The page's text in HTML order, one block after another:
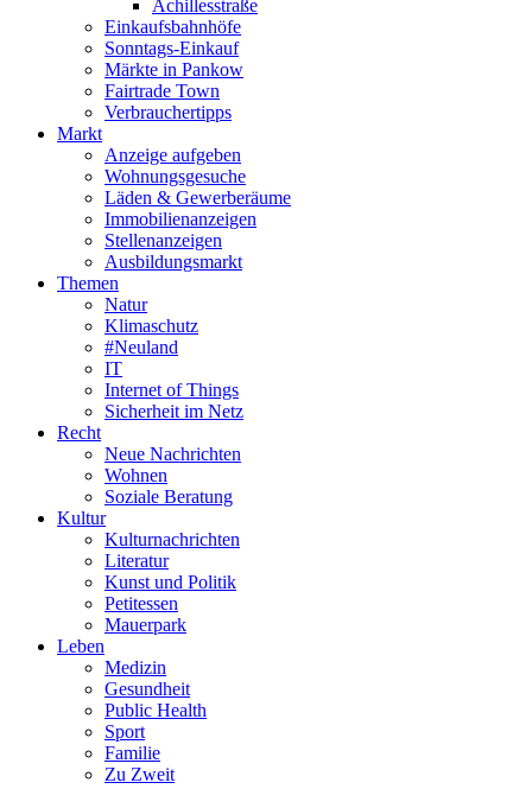
Achillesstraße
Einkaufsbahnhöfe
Sonntags-Einkauf
Märkte in Pankow
Fairtrade Town
Verbrauchertipps
Markt
Anzeige aufgeben
Wohnungsgesuche
Läden & Gewerberäume
Immobilienanzeigen
Stellenanzeigen
Ausbildungsmarkt
Themen
Natur
Klimaschutz
#Neuland
IT
Internet of Things
Sicherheit im Netz
Recht
Neue Nachrichten
Wohnen
Soziale Beratung
Kultur
Kulturnachrichten
Literatur
Kunst und Politik
Petitessen
Mauerpark
Leben
Medizin
Gesundheit
Public Health
Sport
Familie
Zu Zweit